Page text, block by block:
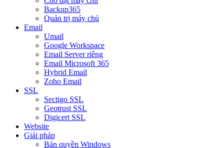
Backup365
Quản trị máy chủ
Email
Umail
Google Workspace
Email Server riêng
Email Microsoft 365
Hybrid Email
Zoho Email
SSL
Sectigo SSL
Geotrust SSL
Digicert SSL
Website
Giải pháp
Bản quyền Windows